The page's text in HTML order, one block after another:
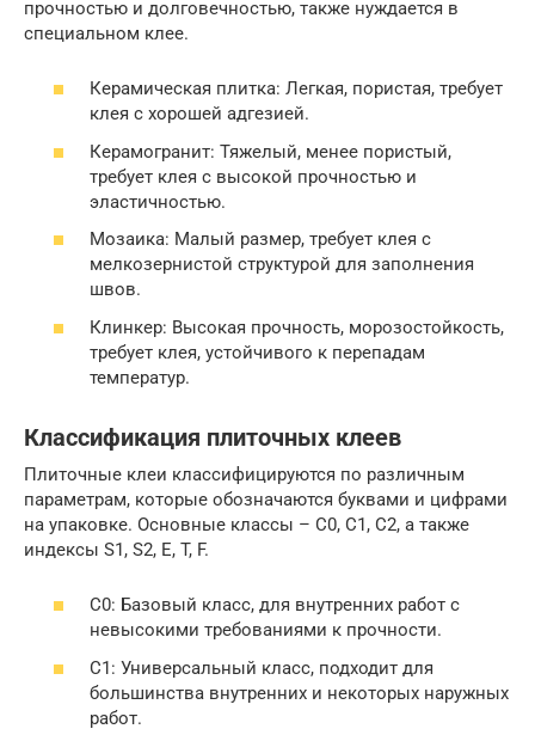
прочностью и долговечностью, также нуждается в
специальном клее.
Керамическая плитка: Легкая, пористая, требует
клея с хорошей адгезией.
Керамогранит: Тяжелый, менее пористый,
требует клея с высокой прочностью и
эластичностью.
Мозаика: Малый размер, требует клея с
мелкозернистой структурой для заполнения
швов.
Клинкер: Высокая прочность, морозостойкость,
требует клея, устойчивого к перепадам
температур.
Классификация плиточных клеев
Плиточные клеи классифицируются по различным
параметрам, которые обозначаются буквами и цифрами
на упаковке. Основные классы – C0, C1, C2, а также
индексы S1, S2, E, T, F.
C0: Базовый класс, для внутренних работ с
невысокими требованиями к прочности.
C1: Универсальный класс, подходит для
большинства внутренних и некоторых наружных
работ.